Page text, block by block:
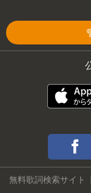
無料歌詞検索サイト